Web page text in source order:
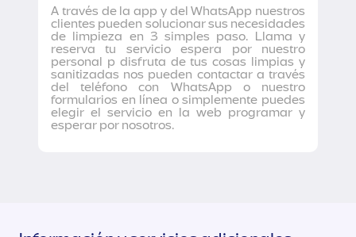
A través de la app y del WhatsApp nuestros
clientes pueden solucionar sus necesidades
de limpieza en 3 simples paso. Llama y
reserva tu servicio espera por nuestro
personal p disfruta de tus cosas limpias y
sanitizadas nos pueden contactar a través
del teléfono con WhatsApp o nuestro
formularios en línea o simplemente puedes
elegir el servicio en la web programar y
esperar por nosotros.